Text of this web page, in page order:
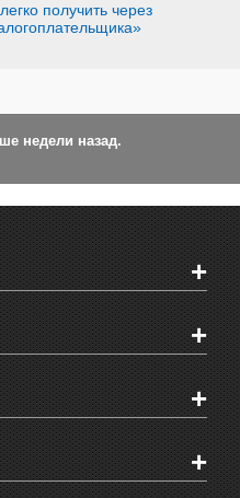
получить через
недели назад.
+
+
+
+